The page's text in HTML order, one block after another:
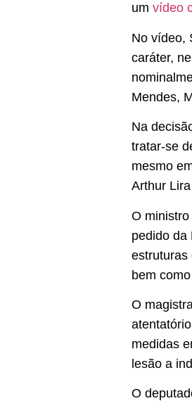
um vídeo
No vídeo,
caráter,
Mendes,
Na
tratar-se
mesmo
Arthur
O
pedido da
estruturas
bem
O
medidas
lesão a
O